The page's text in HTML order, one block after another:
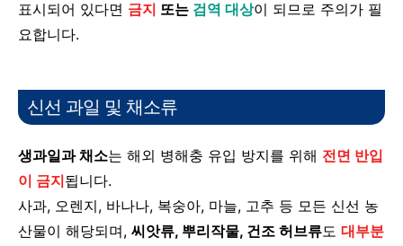
표시되어 있다면 금지 또는 검역 대상이 되므로 주의가 필
요합니다.
신선 과일 및 채소류
생과일과 채소는 해외 병해충 유입 방지를 위해 전면 반입
이 금지됩니다.
사과, 오렌지, 바나나, 복숭아, 마늘, 고추 등 모든 신선 농
산물이 해당되며, 씨앗류, 뿌리작물, 건조 허브류도 대부분